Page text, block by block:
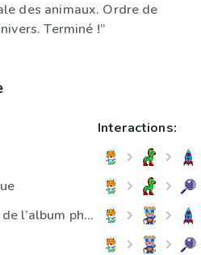
des animaux. Ordre de
Terminé !”
La Mystérieuse Disparition de l’album photo
Interactions: